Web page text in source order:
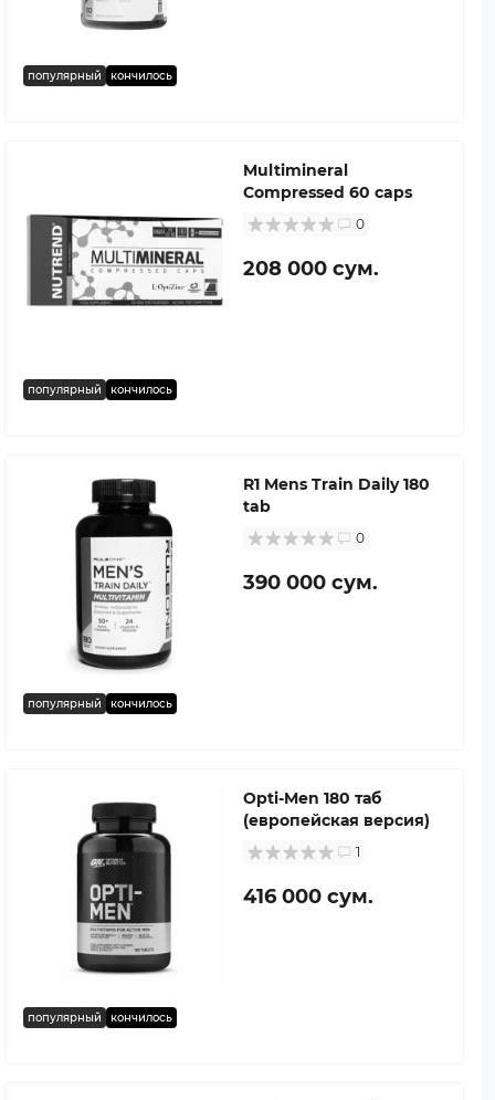
популярный кончилось
популярный кончилось
Multimineral
Compressed 60 caps
0
208 000 сум.
популярный кончилось
R1 Mens Train Daily 180
tab
0
390 000 сум.
популярный кончилось
Opti-Men 180 таб
(европейская версия)
1
416 000 сум.